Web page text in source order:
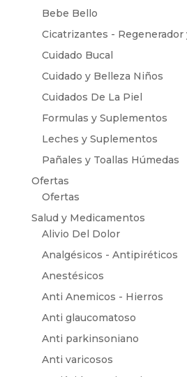
Bebe Bello
Cicatrizantes - Regenerador
Cuidado Bucal
Cuidado y Belleza Niños
Cuidados De La Piel
Formulas y Suplementos
Leches y Suplementos
Pañales y Toallas Húmedas
Ofertas
Ofertas
Salud y Medicamentos
Alivio Del Dolor
Analgésicos - Antipiréticos
Anestésicos
Anti Anemicos - Hierros
Anti glaucomatoso
Anti parkinsoniano
Anti varicosos